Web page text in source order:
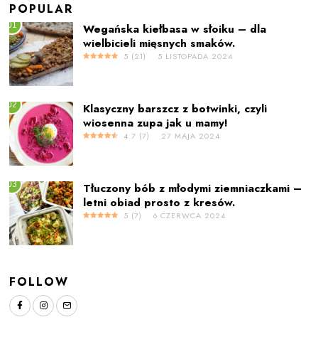
POPULAR
01
Wegańska kiełbasa w słoiku – dla
wielbicieli mięsnych smaków.
5 (21) 5 LISTOPADA 2024
02
Klasyczny barszcz z botwinki, czyli
wiosenna zupa jak u mamy!
4.7 (7) 27 MAJA 2024
03
Tłuczony bób z młodymi ziemniaczkami –
letni obiad prosto z kresów.
5 (7) 6 CZERWCA 2024
FOLLOW